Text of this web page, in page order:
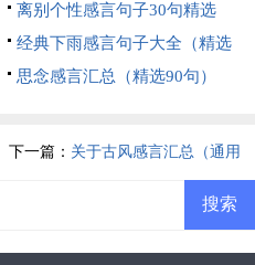
句）
离别个性感言句子30句精选
经典下雨感言句子大全（精选
60句）
思念感言汇总（精选90句）
下一篇： 关于古风感言汇总（通用